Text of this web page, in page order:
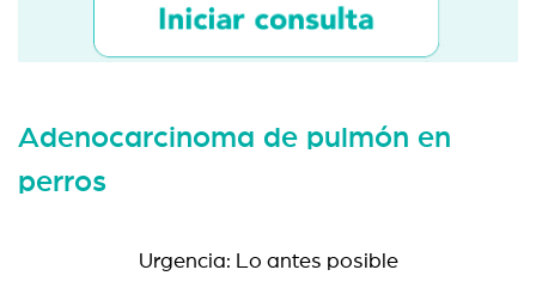
Adenocarcinoma de pulmón en
perros
Urgencia: Lo antes posible